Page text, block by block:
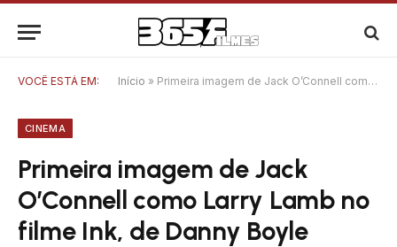
VOCÊ ESTÁ EM: Início » Primeira imagem de Jack O’Connell como Larry Lamb no filme Ink, de Danny Boyle
CINEMA
Primeira imagem de Jack
O’Connell como Larry Lamb no
filme Ink, de Danny Boyle